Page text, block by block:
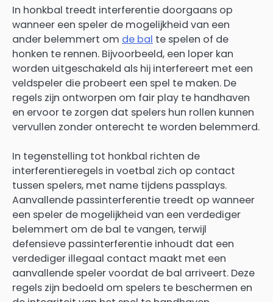
In honkbal treedt interferentie doorgaans op
wanneer een speler de mogelijkheid van een
ander belemmert om de bal te spelen of de
honken te rennen. Bijvoorbeeld, een loper kan
worden uitgeschakeld als hij interfereert met een
veldspeler die probeert een spel te maken. De
regels zijn ontworpen om fair play te handhaven
en ervoor te zorgen dat spelers hun rollen kunnen
vervullen zonder onterecht te worden belemmerd.
In tegenstelling tot honkbal richten de
interferentieregels in voetbal zich op contact
tussen spelers, met name tijdens passplays.
Aanvallende passinterferentie treedt op wanneer
een speler de mogelijkheid van een verdediger
belemmert om de bal te vangen, terwijl
defensieve passinterferentie inhoudt dat een
verdediger illegaal contact maakt met een
aanvallende speler voordat de bal arriveert. Deze
regels zijn bedoeld om spelers te beschermen en